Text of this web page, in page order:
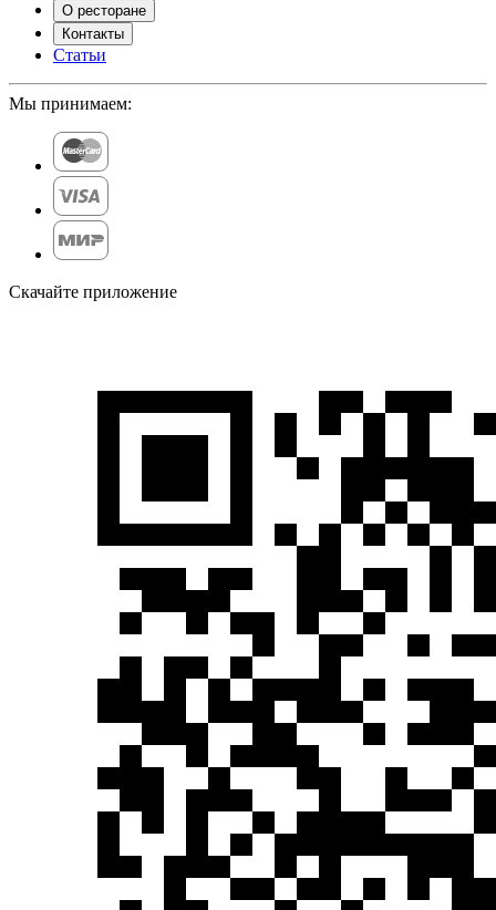
О ресторане
Контакты
Статьи
Мы принимаем:
Скачайте приложение